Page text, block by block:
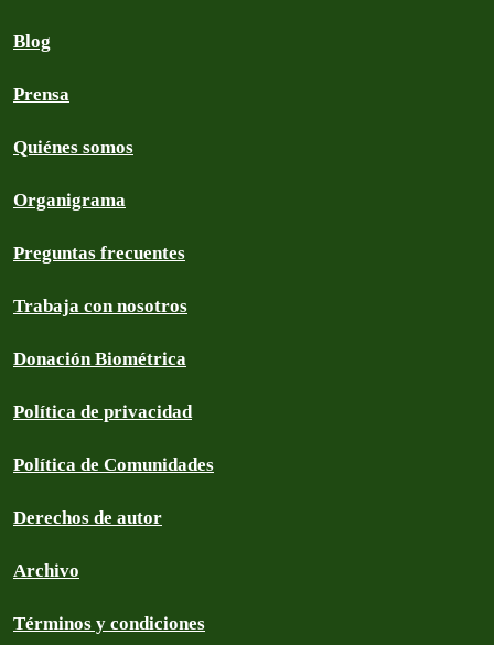
Blog
Prensa
Quiénes somos
Organigrama
Preguntas frecuentes
Trabaja con nosotros
Donación Biométrica
Política de privacidad
Política de Comunidades
Derechos de autor
Archivo
Términos y condiciones